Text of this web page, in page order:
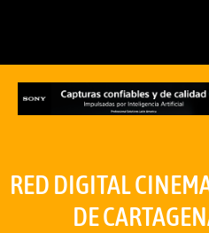
RED DIGITAL
DE